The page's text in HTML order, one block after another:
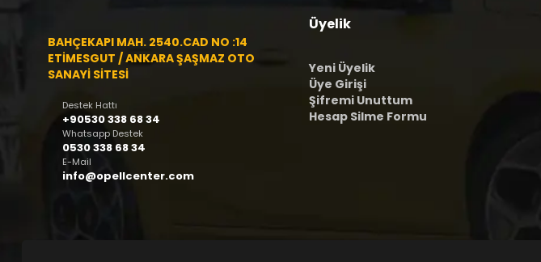
BAHÇEKAPI MAH. 2540.CAD NO :14
ETİMESGUT / ANKARA ŞAŞMAZ OTO
SANAYİ SİTESİ
Destek Hattı
+90530 338 68 34
Whatsapp Destek
0530 338 68 34
E-Mail
info@opellcenter.com
Üyelik
Yeni Üyelik
Üye Girişi
Şifremi Unuttum
Hesap Silme Formu